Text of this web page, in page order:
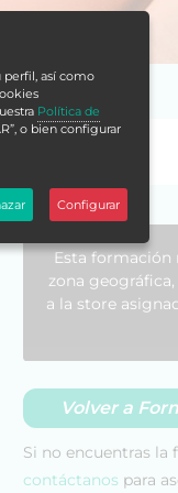
Esta formación
zona
a la store
Volver a
Si no encuentras
contáctanos para
perfil, así como
Política de
o bien configurar
Configurar